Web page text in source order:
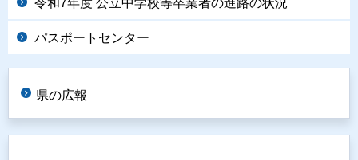
令和7年度 公立中学校等卒業者の進路の状況
パスポートセンター
県の広報